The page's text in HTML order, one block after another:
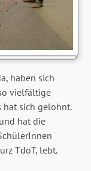
haben sich
vielfältige
hat sich gelohnt.
hat die
TdoT, lebt.